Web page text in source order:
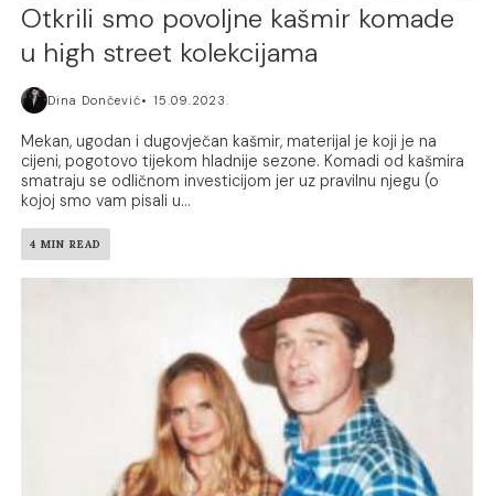
Otkrili smo povoljne kašmir komade
u high street kolekcijama
Dina Dončević 15.09.2023.
Mekan, ugodan i dugovječan kašmir, materijal je koji je na
cijeni, pogotovo tijekom hladnije sezone. Komadi od kašmira
smatraju se odličnom investicijom jer uz pravilnu njegu (o
kojoj smo vam pisali u...
4 MIN READ